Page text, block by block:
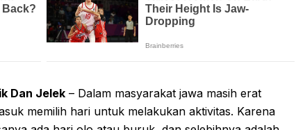
Dan Jelek – Dalam masyarakat jawa masih erat
memilih hari untuk melakukan aktivitas. Karena